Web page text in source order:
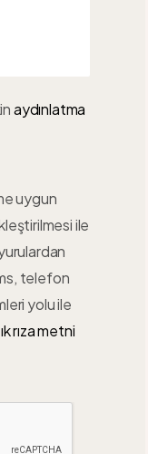
aydınlatma
uygun
ile
telefon
yolu ile
rıza metni